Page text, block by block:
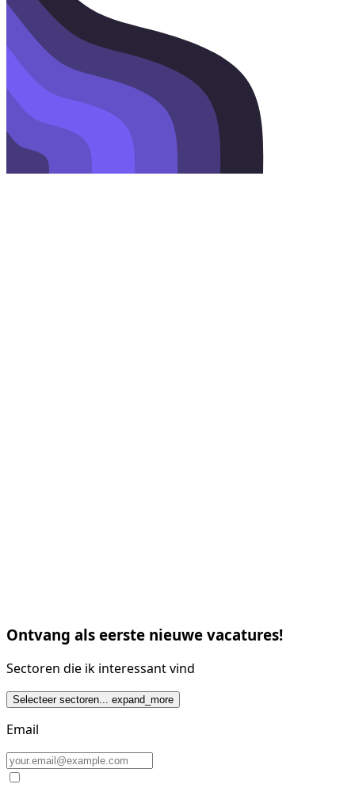
Ontvang als eerste nieuwe vacatures!
Sectoren die ik interessant vind
Selecteer sectoren... expand_more
Email